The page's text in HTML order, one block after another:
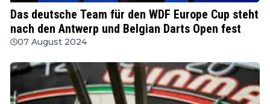
Das deutsche Team für den WDF Europe Cup steht
nach den Antwerp und Belgian Darts Open fest
07 August 2024